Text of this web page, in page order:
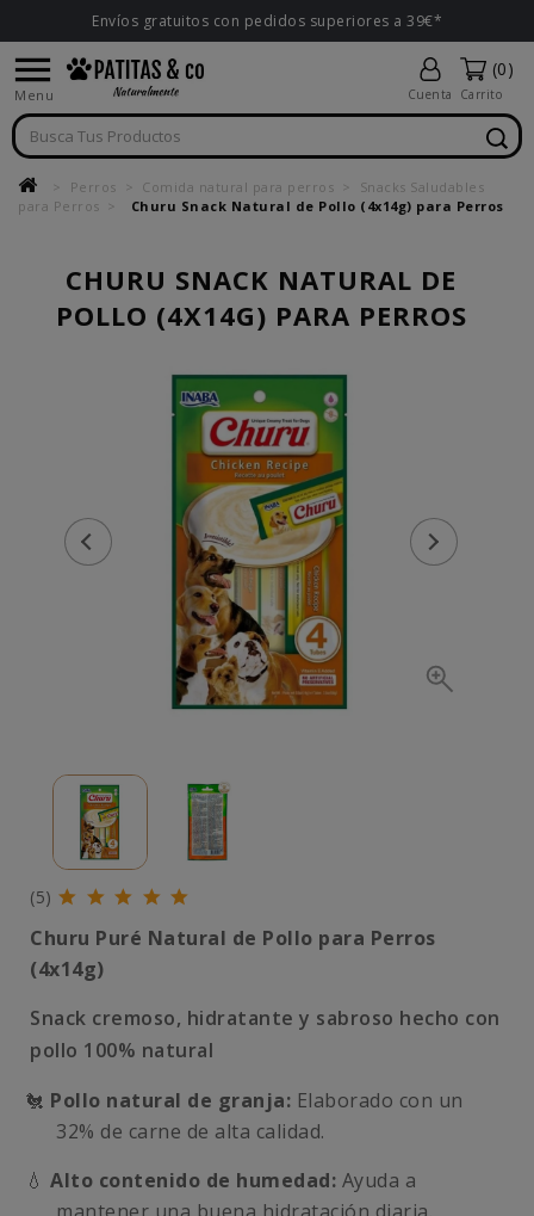
Envíos gratuitos con pedidos superiores a 39€*

Menu Cuenta
(0)
Carrito
Perros Comida natural para perros
Snacks Saludables
para Perros
Churu Snack Natural de Pollo (4x14g) para Perros
CHURU SNACK NATURAL DE
POLLO (4X14G) PARA PERROS
(5)
Churu Puré Natural de Pollo para Perros
(4x14g)
Snack cremoso, hidratante y sabroso hecho con
pollo 100% natural
🐔 Pollo natural de granja: Elaborado con un
32% de carne de alta calidad.
💧 Alto contenido de humedad: Ayuda a